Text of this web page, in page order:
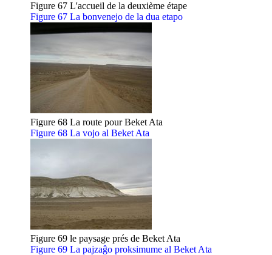
Figure 67 L'accueil de la deuxième étape
Figure 67 La bonvenejo de la dua etapo
Figure 68 La route pour Beket Ata
Figure 68 La vojo al Beket Ata
Figure 69 le paysage prés de Beket Ata
Figure 69 La pajzaĝo proksimume al Beket Ata